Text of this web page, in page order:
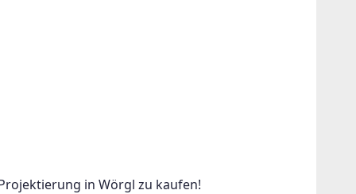
in Wörgl zu kaufen!